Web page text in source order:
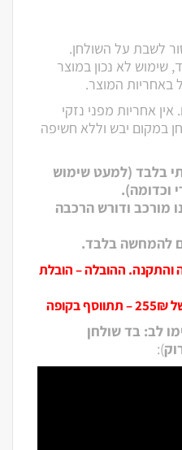
לשבת על השולחן.
שימוש לא נכון במוצר
באחריות המוצר.
אחריות מפני נזקי
במקום יבש וללא חשיפה
בלבד (למעט שימוש
וכדומה).
מורכב ודורש הרכבה
להמחשה בלבד.
והתקנה. ההובלה – הובלת
לב: בד שולחן
):